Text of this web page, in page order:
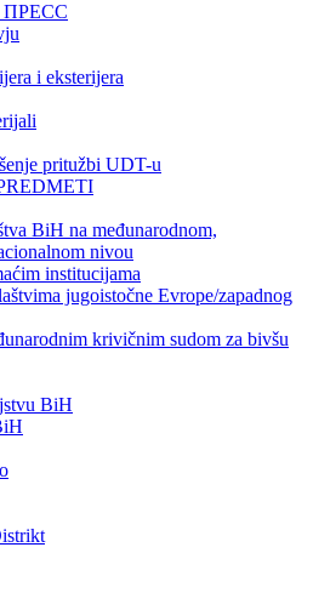
ПРЕСC
i eksterijera
pritužbi UDT-u
BiH na međunarodnom,
nivou
institucijama
jugoistočne Evrope/zapadnog
krivičnim sudom za bivšu
BiH